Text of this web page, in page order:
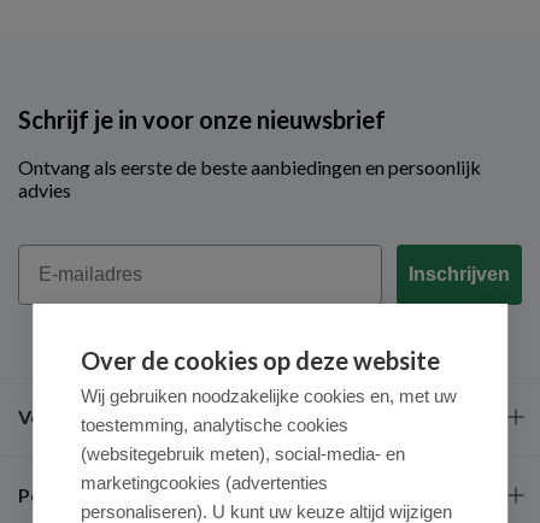
Schrijf je in voor onze nieuwsbrief
Ontvang als eerste de beste aanbiedingen en persoonlijk
advies
Email
Inschrijven
Veel gestelde vragen
Populaire merken
Over de cookies op deze website
Wij gebruiken noodzakelijke cookies en, met uw
toestemming, analytische cookies
(websitegebruik meten), social-media- en
marketingcookies (advertenties
personaliseren). U kunt uw keuze altijd wijzigen